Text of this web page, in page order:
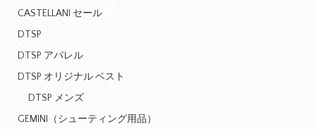
CASTELLANI セール
DTSP
DTSP アパレル
DTSP オリジナル ベスト
DTSP メンズ
GEMINI（シューティング用品）